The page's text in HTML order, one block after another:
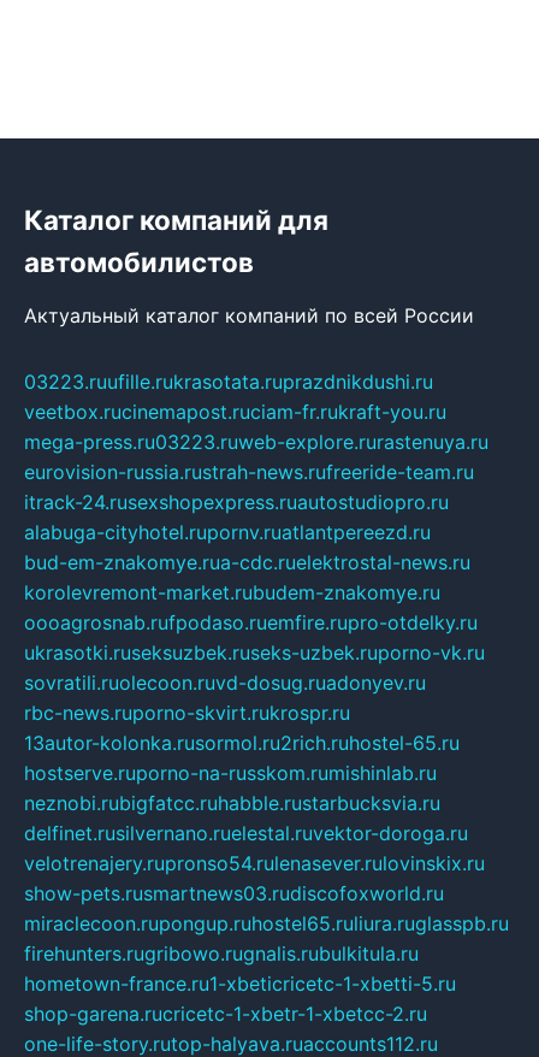
Каталог компаний для
автомобилистов
Актуальный каталог компаний по всей России
03223.ruufille.rukrasotata.ruprazdnikdushi.ru
veetbox.rucinemapost.ruciam-fr.rukraft-you.ru
mega-press.ru03223.ruweb-explore.rurastenuya.ru
eurovision-russia.rustrah-news.rufreeride-team.ru
itrack-24.rusexshopexpress.ruautostudiopro.ru
alabuga-cityhotel.rupornv.ruatlantpereezd.ru
bud-em-znakomye.rua-cdc.ruelektrostal-news.ru
korolevremont-market.rubudem-znakomye.ru
oooagrosnab.rufpodaso.ruemfire.rupro-otdelky.ru
ukrasotki.ruseksuzbek.ruseks-uzbek.ruporno-vk.ru
sovratili.ruolecoon.ruvd-dosug.ruadonyev.ru
rbc-news.ruporno-skvirt.rukrospr.ru
13autor-kolonka.rusormol.ru2rich.ruhostel-65.ru
hostserve.ruporno-na-russkom.rumishinlab.ru
neznobi.rubigfatcc.ruhabble.rustarbucksvia.ru
delfinet.rusilvernano.ruelestal.ruvektor-doroga.ru
velotrenajery.rupronso54.rulenasever.rulovinskix.ru
show-pets.rusmartnews03.rudiscofoxworld.ru
miraclecoon.rupongup.ruhostel65.ruliura.ruglasspb.ru
firehunters.rugribowo.rugnalis.rubulkitula.ru
hometown-france.ru1-xbeticricetc-1-xbetti-5.ru
shop-garena.rucricetc-1-xbetr-1-xbetcc-2.ru
one-life-story.rutop-halyava.ruaccounts112.ru